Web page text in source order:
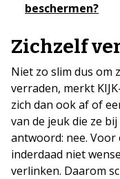
beschermen?
Zichzelf
Niet zo slim dus om
verraden, merkt
zich dan ook af of
van de jeuk die ze
antwoord: nee.
inderdaad niet
verlinken. Daarom